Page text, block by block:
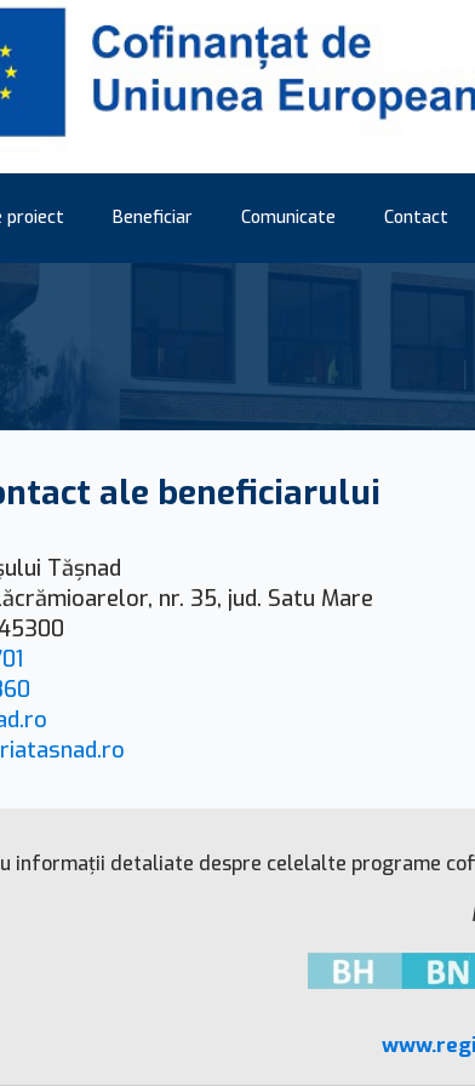
proiect Beneficiar Comunicate Contact
ale beneficiarului
Tășnad
nr. 35, jud. Satu Mare
informații detaliate despre celelalte programe